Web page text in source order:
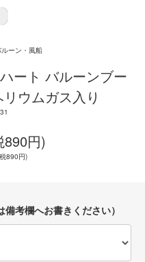
ルーン・風船
ート バルーンブー
ウムガス入り
円)
890円)
考欄へお書きください）